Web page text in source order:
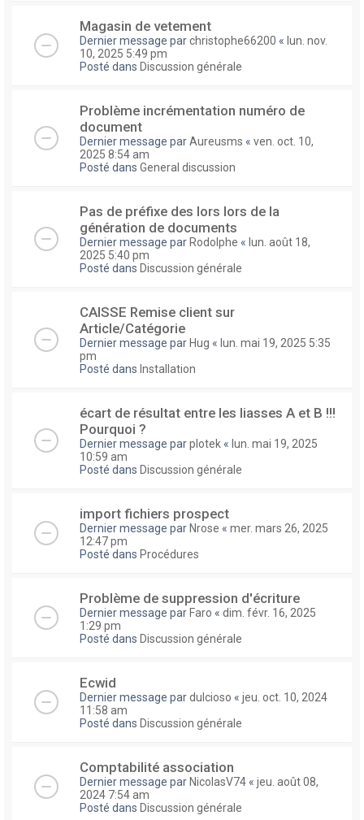
Magasin de vetement
Dernier message parchristophe66200 « lun. nov.
10, 2025 5:49 pm
Posté dans Discussion générale
Problème incrémentation numéro de
document
Dernier message parAureusms « ven. oct. 10,
2025 8:54 am
Posté dans General discussion
Pas de préfixe des lors lors de la
génération de documents
Dernier message par Rodolphe « lun. août 18,
2025 5:40 pm
Posté dans Discussion générale
CAISSE Remise client sur
Article/Catégorie
Dernier message par Hug « lun. mai 19, 2025 5:35
pm
Posté dans Installation
écart de résultat entre les liasses A et B !!!
Pourquoi ?
Dernier message parplotek « lun. mai 19, 2025
10:59 am
Posté dans Discussion générale
import fichiers prospect
Dernier message par Nrose « mer. mars 26, 2025
12:47 pm
Posté dans Procédures
Problème de suppression d'écriture
Dernier message par Faro « dim. févr. 16, 2025
1:29 pm
Posté dans Discussion générale
Ecwid
Dernier message pardulcioso « jeu. oct. 10, 2024
11:58 am
Posté dans Discussion générale
Comptabilité association
Dernier message par NicolasV74 « jeu. août 08,
2024 7:54 am
Posté dans Discussion générale